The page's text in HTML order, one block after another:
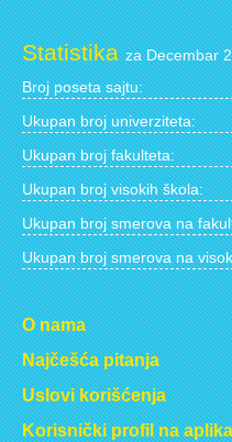
Statistikaza Decembar
Broj poseta sajtu:
Ukupan broj univerziteta:
Ukupan broj fakulteta:
Ukupan broj visokih škola:
Ukupan broj smerova na
Ukupan broj smerova na
O nama
Najčešća pitanja
Uslovi korišćenja
Korisnički profil na